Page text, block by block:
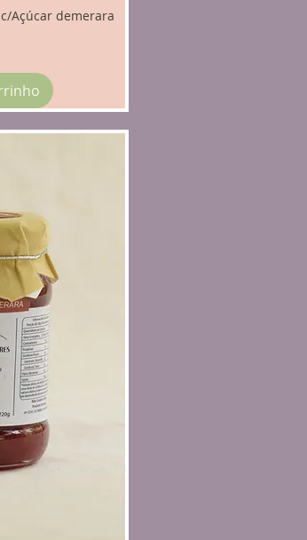
Açúcar demerara